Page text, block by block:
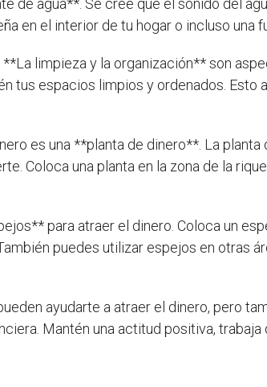
de agua**. Se cree que el sonido del
en el interior de tu hogar o incluso una
limpieza y la organización** son
tus espacios limpios y ordenados. Esto
es una **planta de dinero**. La
Coloca una planta en la zona de la
para atraer el dinero. Coloca un
puedes utilizar espejos en otras
ayudarte a atraer el dinero, pero
Mantén una actitud positiva,